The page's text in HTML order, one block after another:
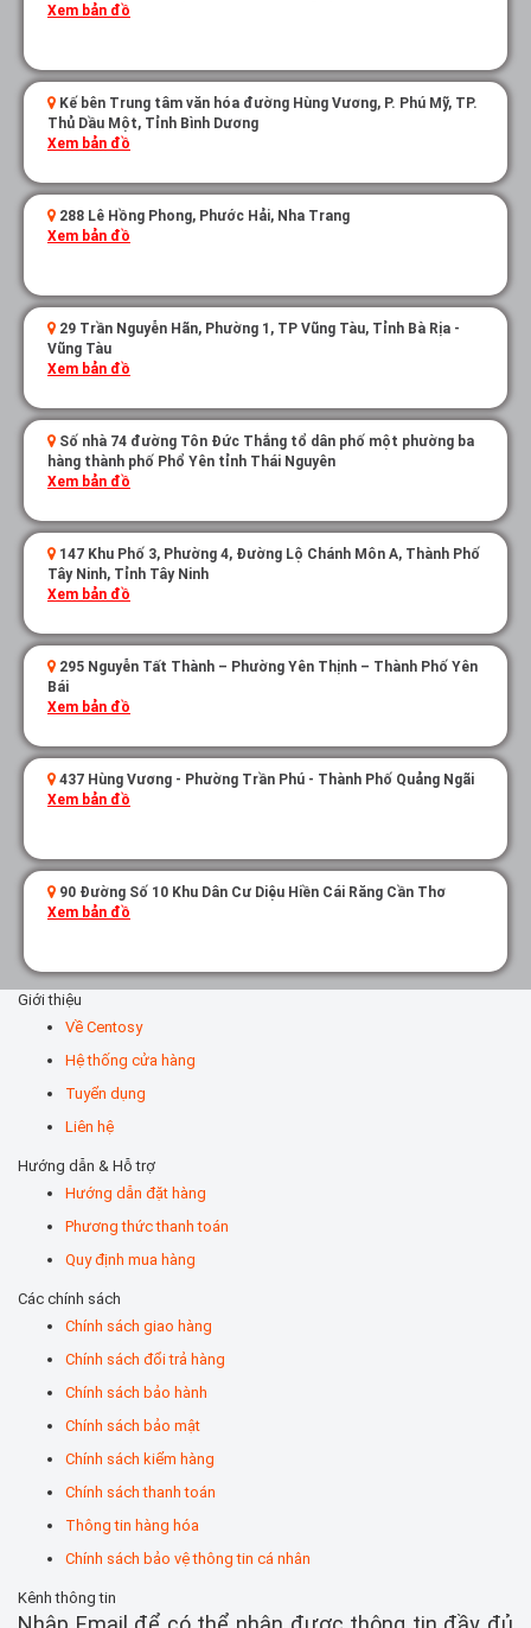
Xem bản đồ
Kế bên Trung tâm văn hóa đường Hùng Vương, P. Phú Mỹ, TP.
Thủ Dầu Một, Tỉnh Bình Dương
Xem bản đồ
288 Lê Hồng Phong, Phước Hải, Nha Trang
Xem bản đồ
29 Trần Nguyễn Hãn, Phường 1, TP Vũng Tàu, Tỉnh Bà Rịa -
Vũng Tàu
Xem bản đồ
Số nhà 74 đường Tôn Đức Thắng tổ dân phố một phường ba
hàng thành phố Phổ Yên tỉnh Thái Nguyên
Xem bản đồ
147 Khu Phố 3, Phường 4, Đường Lộ Chánh Môn A, Thành Phố
Tây Ninh, Tỉnh Tây Ninh
Xem bản đồ
295 Nguyễn Tất Thành – Phường Yên Thịnh – Thành Phố Yên
Bái
Xem bản đồ
437 Hùng Vương - Phường Trần Phú - Thành Phố Quảng Ngãi
Xem bản đồ
90 Đường Số 10 Khu Dân Cư Diệu Hiền Cái Răng Cần Thơ
Xem bản đồ
Giới thiệu
Về Centosy
Hệ thống cửa hàng
Tuyển dụng
Liên hệ
Hướng dẫn & Hỗ trợ
Hướng dẫn đặt hàng
Phương thức thanh toán
Quy định mua hàng
Các chính sách
Chính sách giao hàng
Chính sách đổi trả hàng
Chính sách bảo hành
Chính sách bảo mật
Chính sách kiểm hàng
Chính sách thanh toán
Thông tin hàng hóa
Chính sách bảo vệ thông tin cá nhân
Kênh thông tin